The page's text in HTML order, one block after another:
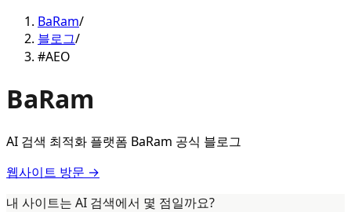
BaRam/
블로그/
#AEO
BaRam
AI 검색 최적화 플랫폼 BaRam 공식 블로그
웹사이트 방문 →
내 사이트는 AI 검색에서 몇 점일까요?